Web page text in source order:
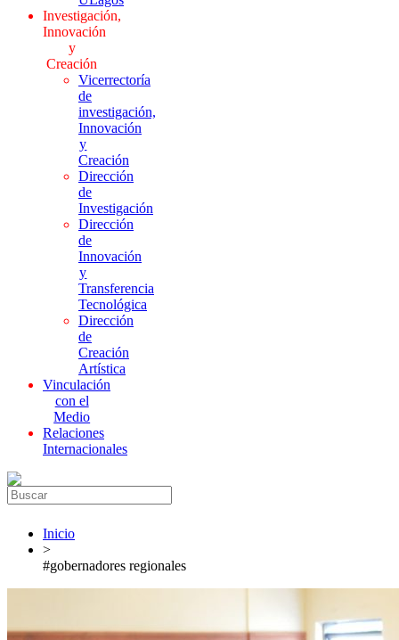
Investigación,
Innovación
y
Creación
Vicerrectoría
de
investigación,
Innovación
y
Creación
Dirección
de
Investigación
Dirección
de
Innovación
y
Transferencia
Tecnológica
Dirección
de
Creación
Artística
Vinculación
con el
Medio
Relaciones
Internacionales
Inicio
>
#gobernadores regionales